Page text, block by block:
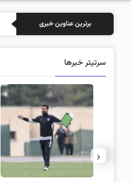
برترین عناوین خبری
سرتیتر خبرها
‹